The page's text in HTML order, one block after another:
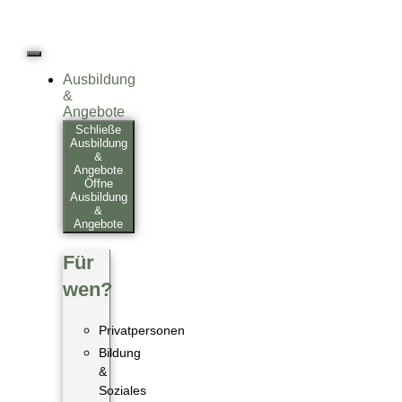
Ausbildung
&
Angebote
Schließe
Ausbildung
&
Angebote
Öffne
Ausbildung
&
Angebote
Für
wen?
Privatpersonen
Bildung
&
Soziales